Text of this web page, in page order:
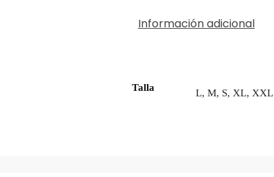
Información adicional
Talla L, M, S, XL, XXL